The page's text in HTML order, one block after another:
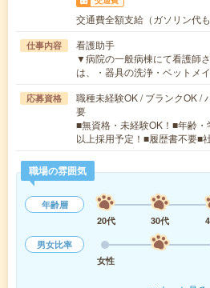
交通費全額支給（ガソリン代も
仕事内容
看護助手
▼病院の一般病棟にて看護師
は、・器具の洗浄・ベットメ
応募資格
職種未経験OK / ブランクOK /
要
■無資格・未経験OK！■年齢
以上採用予定！■履歴書不要■
職場の雰囲気
年齢層
20代
30代
男女比率
女性